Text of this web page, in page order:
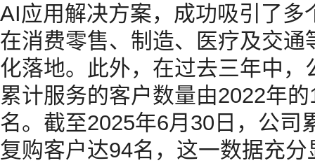
AI应用解决方案，成功吸引了多
在消费零售、制造、医疗及交
化落地。此外，在过去三年中
累计服务的客户数量由2022年
名。截至2025年6月30日，公司
复购客户达94名，这一数据充